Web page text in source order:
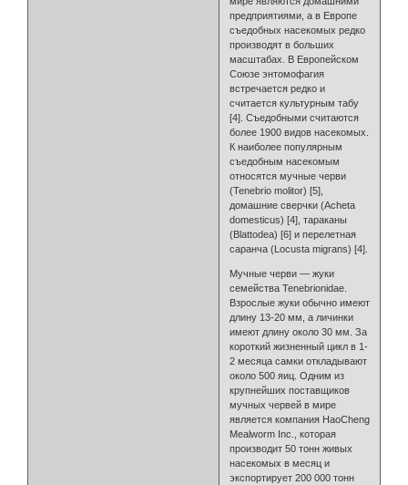
предприятиями, а в Европе
съедобных насекомых редко
производят в больших
масштабах. В Европейском
Союзе энтомофагия
встречается редко и
считается культурным табу
[4]. Съедобными считаются
более 1900 видов насекомых.
К наиболее популярным
съедобным насекомым
относятся мучные черви
(Tenebrio molitor) [5],
домашние сверчки (Acheta
domesticus) [4], тараканы
(Blattodea) [6] и перелетная
саранча (Locusta migrans) [4].
Мучные черви — жуки
семейства Tenebrionidae.
Взрослые жуки обычно имеют
длину 13-20 мм, а личинки
имеют длину около 30 мм. За
короткий жизненный цикл в 1-
2 месяца самки откладывают
около 500 яиц. Одним из
крупнейших поставщиков
мучных червей в мире
является компания HaoCheng
Mealworm Inc., которая
производит 50 тонн живых
насекомых в месяц и
экспортирует 200 000 тонн